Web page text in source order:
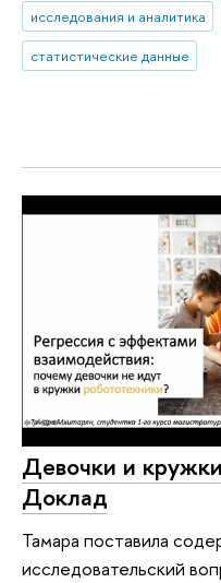
исследования и аналитика
статистические данные
Девочки и
Доклад
Тамара поставила
исследовательский